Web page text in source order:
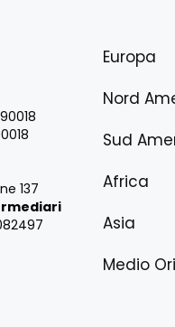
137
Europa
Nord
Sud
Africa
Asia
Medio